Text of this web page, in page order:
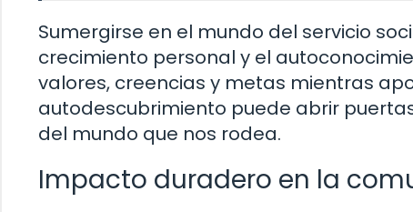
Sumergirse en el mundo del servicio
crecimiento personal y el
valores, creencias y metas mientras
autodescubrimiento puede abrir
del mundo que nos rodea.
Impacto duradero en la